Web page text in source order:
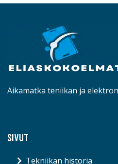
Aikamatka teniikan ja
SIVUT
Tekniikan historia